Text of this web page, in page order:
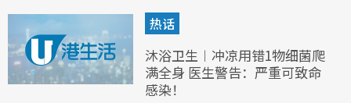
热话
沐浴卫生︱冲凉用错1物细菌爬
满全身 医生警告：严重可致命
感染！